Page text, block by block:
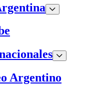
Argentino